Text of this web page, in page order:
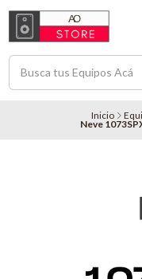
Inicio
Neve